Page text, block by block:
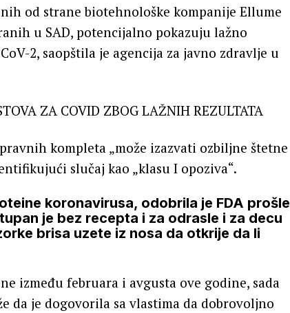
od strane biotehnološke kompanije Ellume
u SAD, potencijalno pokazuju lažno
2, saopštila je agencija za javno zdravlje u
kompleta „može izazvati ozbiljne štetne
slučaj kao „klasu I opoziva“.
koronavirusa, odobrila je FDA prošle
je bez recepta i za odrasle i za decu
brisa uzete iz nosa da otkrije da li
između februara i avgusta ove godine, sada
da je dogovorila sa vlastima da dobrovoljno